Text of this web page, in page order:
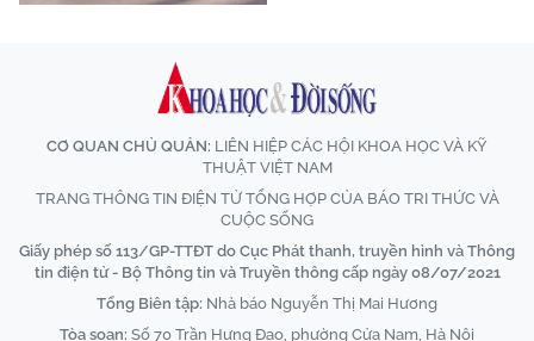
CƠ QUAN CHỦ QUẢN: LIÊN HIỆP CÁC HỘI KHOA HỌC VÀ KỸ
THUẬT VIỆT NAM
TRANG THÔNG TIN ĐIỆN TỬ TỔNG HỢP CỦA BÁO TRI THỨC VÀ
CUỘC SỐNG
Giấy phép số 113/GP-TTĐT do Cục Phát thanh, truyền hình và Thông
tin điện tử - Bộ Thông tin và Truyền thông cấp ngày 08/07/2021
Tổng Biên tập: Nhà báo Nguyễn Thị Mai Hương
Tòa soạn: Số 70 Trần Hưng Đạo, phường Cửa Nam, Hà Nội